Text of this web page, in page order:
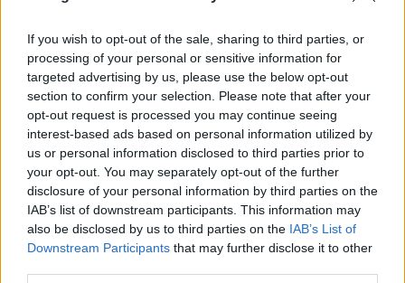
If you wish to opt-out of the sale, sharing to third parties, or
processing of your personal or sensitive information for
targeted advertising by us, please use the below opt-out
section to confirm your selection. Please note that after your
opt-out request is processed you may continue seeing
interest-based ads based on personal information utilized by
us or personal information disclosed to third parties prior to
your opt-out. You may separately opt-out of the further
disclosure of your personal information by third parties on the
IAB’s list of downstream participants. This information may
also be disclosed by us to third parties on the IAB’s List of
Downstream Participants that may further disclose it to other
είναι ασφαλές», είπε ο Ναΐμ Κάσεμ,
συμπληρώνοντας: «Όσο το Ισραήλ παραμένει
στον Λίβανο, η αντίσταση θα συνεχιστεί».
Χαρακτήρισε τη συμφωνία Ισραήλ και Λιβάνου
«μια συνθηκολόγηση και μια ήττα», καλώντας την
κυβέρνηση του Λιβάνου να «σταματήσει την
παρωδία και τον εξευτελισμό των
διαπραγματεύσεων» με το Ισραήλ.
Ισραήλ και Λίβανος συμφώνησαν χθες (03/06) να